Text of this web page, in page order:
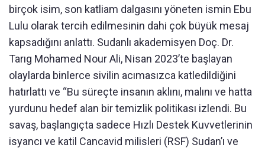
birçok isim, son katliam dalgasını yöneten ismin Ebu
Lulu olarak tercih edilmesinin dahi çok büyük mesaj
kapsadığını anlattı. Sudanlı akademisyen Doç. Dr.
Tarıg Mohamed Nour Ali, Nisan 2023’te başlayan
olaylarda binlerce sivilin acımasızca katledildiğini
hatırlattı ve “Bu süreçte insanın aklını, malını ve hatta
yurdunu hedef alan bir temizlik politikası izlendi. Bu
savaş, başlangıçta sadece Hızlı Destek Kuvvetlerinin
isyancı ve katil Cancavid milisleri (RSF) Sudan’ı ve